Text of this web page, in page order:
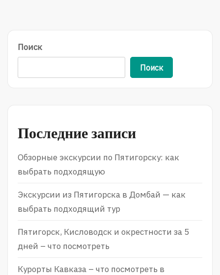
Поиск
Поиск
Последние записи
Обзорные экскурсии по Пятигорску: как
выбрать подходящую
Экскурсии из Пятигорска в Домбай — как
выбрать подходящий тур
Пятигорск, Кисловодск и окрестности за 5
дней – что посмотреть
Курорты Кавказа – что посмотреть в